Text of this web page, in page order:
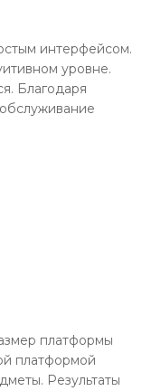
интерфейсом.
уровне.
Благодаря
платформы
платформой
Результаты